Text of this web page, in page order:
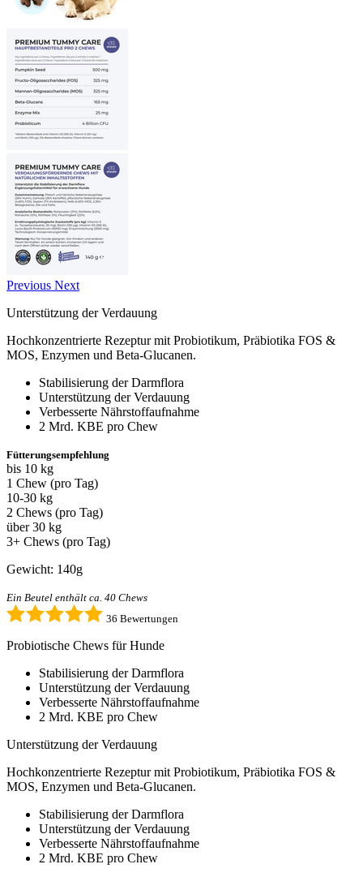
Previous Next
Unterstützung der Verdauung
Hochkonzentrierte Rezeptur mit Probiotikum, Präbiotika FOS &
MOS, Enzymen und Beta-Glucanen.
Stabilisierung der Darmflora
Unterstützung der Verdauung
Verbesserte Nährstoffaufnahme
2 Mrd. KBE pro Chew
Fütterungsempfehlung
bis 10 kg
1 Chew (pro Tag)
10-30 kg
2 Chews (pro Tag)
über 30 kg
3+ Chews (pro Tag)
Gewicht: 140g
Ein Beutel enthält ca. 40 Chews
36 Bewertungen
Probiotische Chews für Hunde
Stabilisierung der Darmflora
Unterstützung der Verdauung
Verbesserte Nährstoffaufnahme
2 Mrd. KBE pro Chew
Unterstützung der Verdauung
Hochkonzentrierte Rezeptur mit Probiotikum, Präbiotika FOS &
MOS, Enzymen und Beta-Glucanen.
Stabilisierung der Darmflora
Unterstützung der Verdauung
Verbesserte Nährstoffaufnahme
2 Mrd. KBE pro Chew